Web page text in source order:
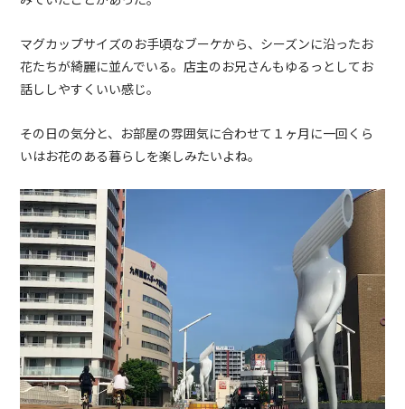
マグカップサイズのお手頃なブーケから、シーズンに沿ったお
花たちが綺麗に並んでいる。店主のお兄さんもゆるっとしてお
話ししやすくいい感じ。
その日の気分と、お部屋の雰囲気に合わせて１ヶ月に一回くら
いはお花のある暮らしを楽しみたいよね。